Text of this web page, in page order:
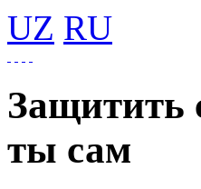
UZ RU
ты сам